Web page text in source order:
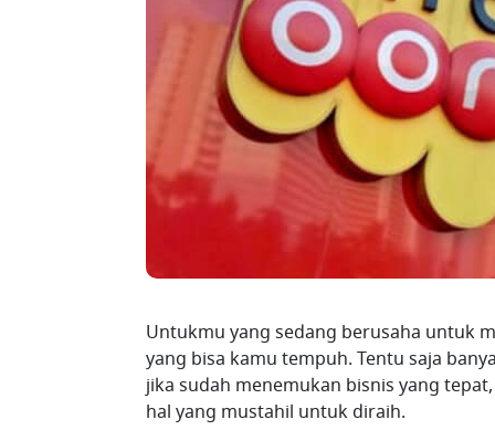
Untukmu yang sedang berusaha untuk
yang bisa kamu tempuh. Tentu saja
jika sudah menemukan bisnis yang
hal yang mustahil untuk diraih.